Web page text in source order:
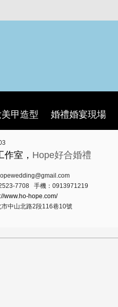
甲造型 婚禮婚宴現場
作室， Hope好合婚禮
7708 手機：0913971219
www.ho-hope.com/
中山北路2段116巷10號